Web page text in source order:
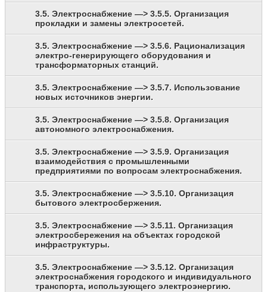
3.5. Электроснабжение —> 3.5.5. Организация
прокладки и замены электросетей.
3.5. Электроснабжение —> 3.5.6. Рационализация
электро-генерирующего оборудования и
трансформаторных станций.
3.5. Электроснабжение —> 3.5.7. Использование
новых источников энергии.
3.5. Электроснабжение —> 3.5.8. Организация
автономного электроснабжения.
3.5. Электроснабжение —> 3.5.9. Организация
взаимодействия с промышленными
предприятиями по вопросам электроснабжения.
3.5. Электроснабжение —> 3.5.10. Организация
бытового электросбержения.
3.5. Электроснабжение —> 3.5.11. Организация
электросбережения на объектах городской
инфраструктуры.
3.5. Электроснабжение —> 3.5.12. Организация
электроснабжения городского и индивидуального
транспорта, использующего электроэнергию.